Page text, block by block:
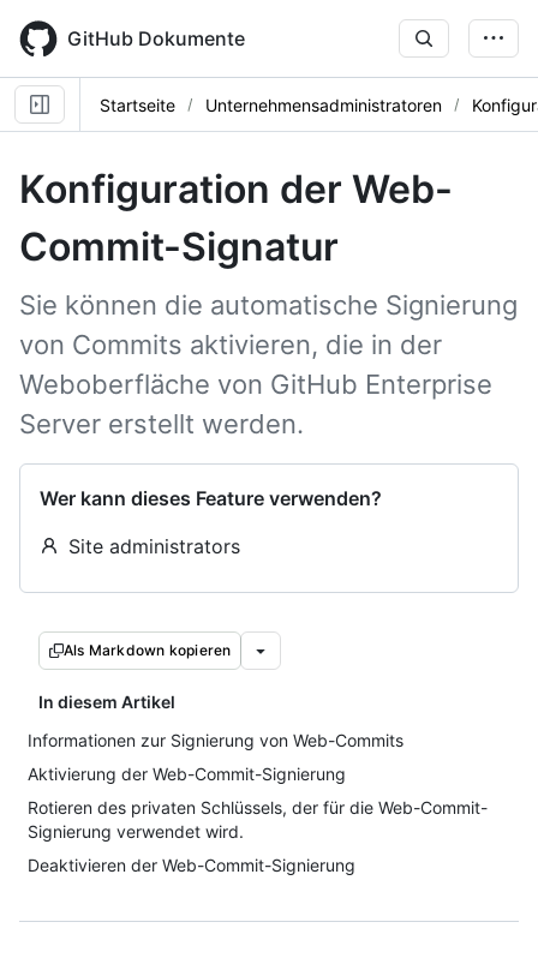
main
content
GitHub Dokumente
Startseite Unternehmensadministratoren
Konfiguration der Web-
Commit-Signatur
Sie können die automatische Signierung
von Commits aktivieren, die in der
Weboberfläche von GitHub Enterprise
Server erstellt werden.
Wer kann dieses Feature verwenden?
Site administrators
Als Markdown kopieren
In diesem Artikel
Informationen zur Signierung von Web-Commits
Aktivierung der Web-Commit-Signierung
Rotieren des privaten Schlüssels, der für die Web-Commit-
Signierung verwendet wird.
Deaktivieren der Web-Commit-Signierung